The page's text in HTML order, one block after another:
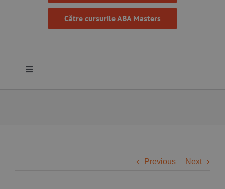
Către cursurile ABA Masters
Toggle
Previous Next